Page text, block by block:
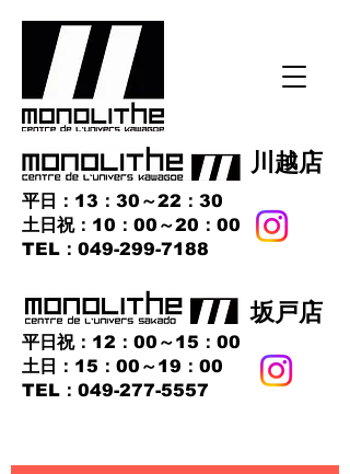
​川越店
平日：13：30～22：30
土日祝：10：00～20：00
​TEL：049-299-7188
​坂戸店
平日祝：12：00～15：00
土日：15：00～19：00
TEL：049-277-5557